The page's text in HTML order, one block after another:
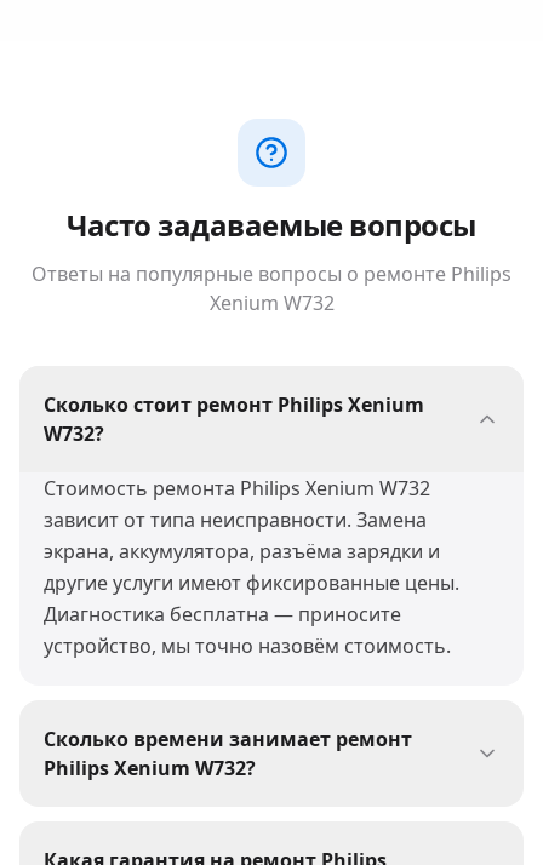
Часто задаваемые вопросы
Ответы на популярные вопросы о ремонте Philips
Xenium W732
Сколько стоит ремонт Philips Xenium
W732?
Стоимость ремонта Philips Xenium W732
зависит от типа неисправности. Замена
экрана, аккумулятора, разъёма зарядки и
другие услуги имеют фиксированные цены.
Диагностика бесплатна — приносите
устройство, мы точно назовём стоимость.
Сколько времени занимает ремонт
Philips Xenium W732?
мы выполняем за 30-60 минут. Сложные